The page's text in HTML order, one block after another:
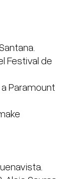
Festival de
Paramount